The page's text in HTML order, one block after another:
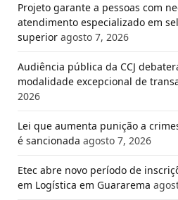
Projeto garante a pessoas com
atendimento especializado em
superior agosto 7, 2026
Audiência pública da CCJ
modalidade excepcional de
2026
Lei que aumenta punição a
é sancionada agosto 7, 2026
Etec abre novo período de
em Logística em Guararema